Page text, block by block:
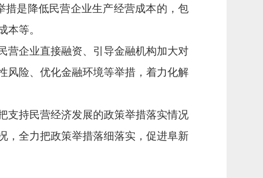
措是降低民营企业生产经营成本的，包
等。
营企业直接融资、引导金融机构加大对
风险、优化金融环境等举措，着力化解
支持民营经济发展的政策举措落实情况
，全力把政策举措落细落实，促进阜新